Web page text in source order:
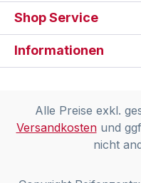
Shop Service
Informationen
Alle Preise exkl.
Versandkostenund
nicht